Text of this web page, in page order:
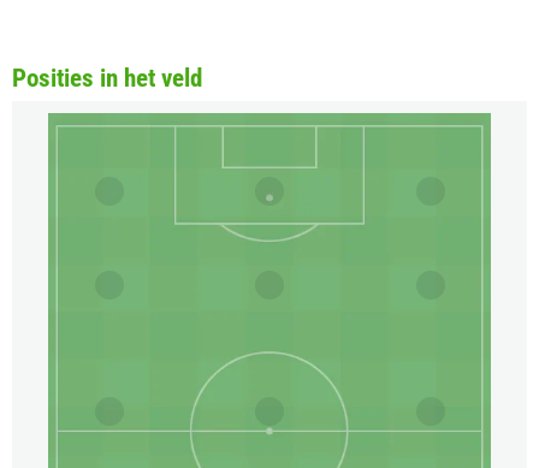
Posities in het veld